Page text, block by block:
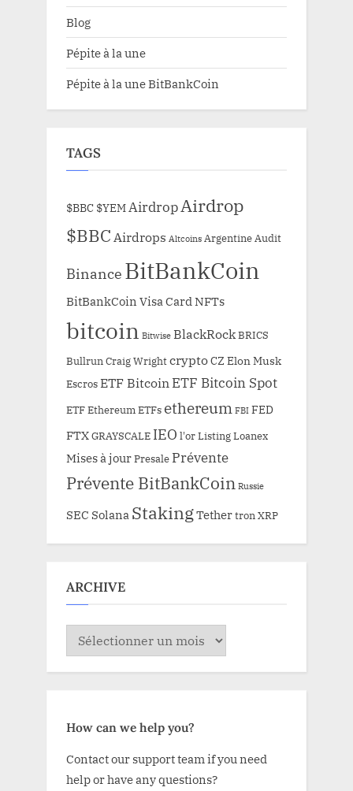
Blog
Pépite à la une
Pépite à la une BitBankCoin
TAGS
$BBC $YEMAirdropAirdrop
$BBCAirdrops Altcoins Argentine Audit
Binance BitBankCoin
BitBankCoin Visa Card NFTs
bitcoin Bitwise BlackRockBRICS
Bullrun Craig WrightcryptoCZ Elon Musk
EscrosETF Bitcoin ETF Bitcoin Spot
ETF Ethereum ETFs ethereum FBI FED
FTXGRAYSCALE IEO l'orListingLoanex
Mises à jourPresale Prévente
Prévente BitBankCoin Russie
SEC Solana StakingTethertron XRP
ARCHIVE
ARCHIVE
How can we help you?
Contact our support team if you need
help or have any questions?